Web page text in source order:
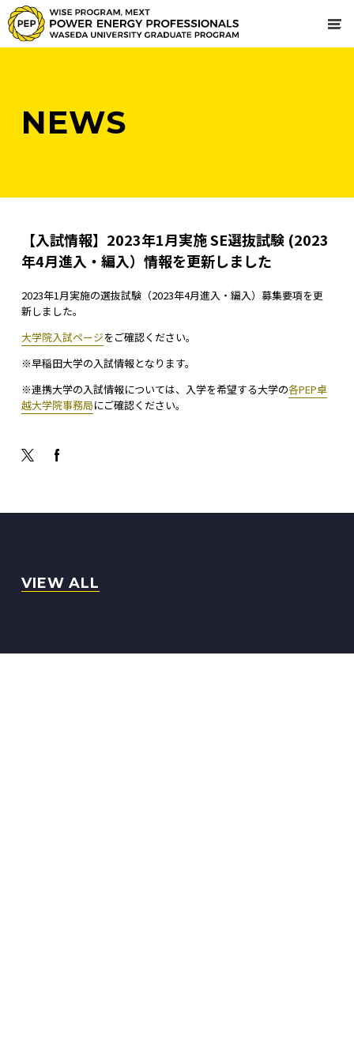
NEWS
【入試情報】2023年1月実施 SE選抜試験 (2023
年4月進入・編入）情報を更新しました
2023年1月実施の選抜試験（2023年4月進入・編入）募集要項を更
新しました。
大学院入試ページをご確認ください。
※早稲田大学の入試情報となります。
※連携大学の入試情報については、入学を希望する大学の各PEP卓
越大学院事務局にご確認ください。
VIEW ALL